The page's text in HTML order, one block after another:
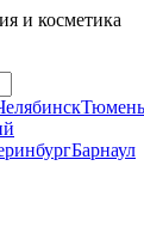
и косметика
Тюмень
Барнаул